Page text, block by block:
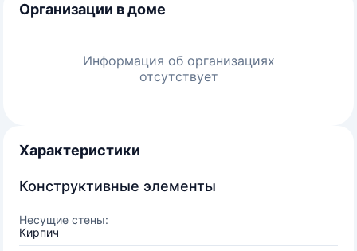
Организации в доме
Информация об организациях
отсутствует
Характеристики
Конструктивные элементы
Несущие стены:
Кирпич